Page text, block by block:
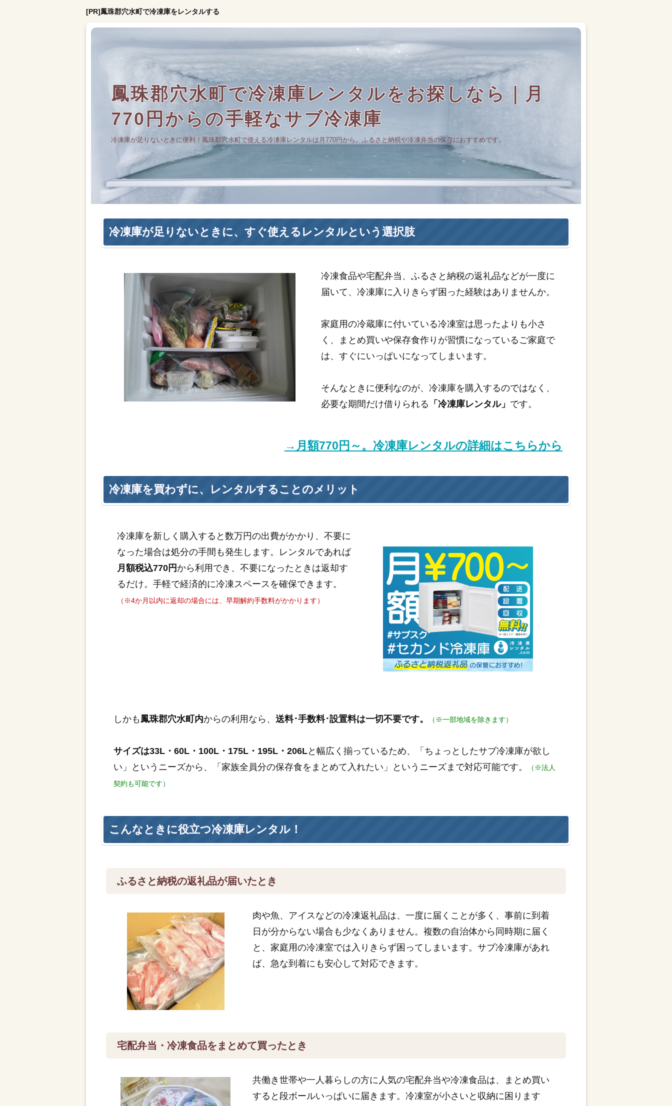
[PR]鳳珠郡穴水町で冷凍庫をレンタルする
鳳珠郡穴水町で冷凍庫レンタルをお探しなら｜月
770円からの手軽なサブ冷凍庫
冷凍庫が足りないときに便利！鳳珠郡穴水町で使える冷凍庫レンタルは月770円から。ふるさと納税や冷凍弁当の保存におすすめです。
冷凍庫が足りないときに、すぐ使えるレンタルという選択肢
冷凍食品や宅配弁当、ふるさと納税の返礼品などが一度に
届いて、冷凍庫に入りきらず困った経験はありませんか。
家庭用の冷蔵庫に付いている冷凍室は思ったよりも小さ
く、まとめ買いや保存食作りが習慣になっているご家庭で
は、すぐにいっぱいになってしまいます。
そんなときに便利なのが、冷凍庫を購入するのではなく、
必要な期間だけ借りられる 「冷凍庫レンタル」 です。
→月額770円～。冷凍庫レンタルの詳細はこちらから
冷凍庫を買わずに、レンタルすることのメリット
冷凍庫を新しく購入すると数万円の出費がかかり、不要に
なった場合は処分の手間も発生します。レンタルであれば
月額税込770円から利用でき、不要になったときは返却す
るだけ。手軽で経済的に冷凍スペースを確保できます。
（※4か月以内に返却の場合には、早期解約手数料がかかります）
しかも 鳳珠郡穴水町内からの利用なら、送料･手数料･設置料は一切不要です。 （※一部地域を除きます）
サイズは33L・60L・100L・175L・195L・206Lと幅広く揃っているため、「ちょっとしたサブ冷凍庫が欲し
い」というニーズから、「家族全員分の保存食をまとめて入れたい」というニーズまで対応可能です。
（※法人
契約も可能です）
こんなときに役立つ冷凍庫レンタル！
ふるさと納税の返礼品が届いたとき
肉や魚、アイスなどの冷凍返礼品は、一度に届くことが多く、事前に到着
日が分からない場合も少なくありません。複数の自治体から同時期に届く
と、家庭用の冷凍室では入りきらず困ってしまいます。サブ冷凍庫があれ
ば、急な到着にも安心して対応できます。
宅配弁当・冷凍食品をまとめて買ったとき
共働き世帯や一人暮らしの方に人気の宅配弁当や冷凍食品は、まとめ買い
すると段ボールいっぱいに届きます。冷凍室が小さいと収納に困ります